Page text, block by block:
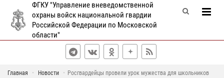
ФГКУ "Управление вневедомственной
охраны войск национальной гвардии
Российской Федерации по Московской
области"
Главная Новости
Росгвардейцы провели урок мужества для школьников